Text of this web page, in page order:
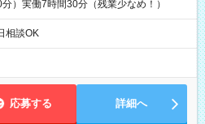
）実働7時間30分（残業少なめ！）
談OK
応募する 詳細へ